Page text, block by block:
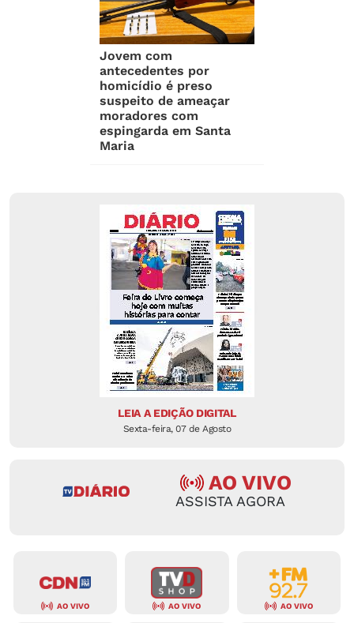
Jovem com
antecedentes por
homicídio é preso
suspeito de ameaçar
moradores com
espingarda em Santa
Maria
LEIA A EDIÇÃO DIGITAL
Sexta-feira, 07 de Agosto
AO VIVO
ASSISTA AGORA
AO VIVO AO VIVO AO VIVO